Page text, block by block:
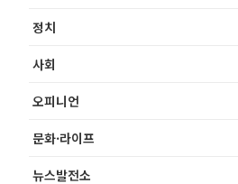
정치
사회
오피니언
문화·라이프
뉴스발전소